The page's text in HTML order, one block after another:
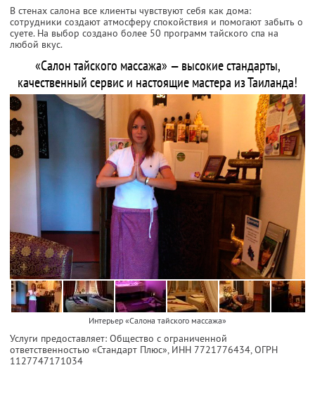
В стенах салона все клиенты чувствуют себя как дома:
сотрудники создают атмосферу спокойствия и помогают забыть о
суете. На выбор создано более 50 программ тайского спа на
любой вкус.
«Салон тайского массажа» — высокие стандарты,
качественный сервис и настоящие мастера из Таиланда!
Интерьер «Салона тайского массажа»
Услуги предоставляет: Общество с ограниченной
ответственностью «Стандарт Плюс», ИНН 7721776434, ОГРН
1127747171034